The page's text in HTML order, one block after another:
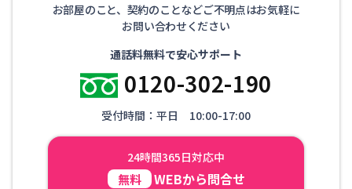
お部屋のこと、契約のことなどご不明点はお気軽に
お問い合わせください
通話料無料で安心サポート
0120-302-190
受付時間：平日 10:00-17:00
24時間365日対応中
無料 WEBから問合せ